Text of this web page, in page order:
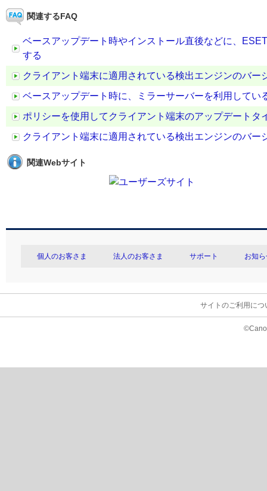
関連するFAQ
ベースアップデート時やインストール直後などに、
する
クライアント端末に適用されている検出エンジンのバ
ベースアップデート時に、ミラーサーバーを利用して
ポリシーを使用してクライアント端末のアップデートタ
クライアント端末に適用されている検出エンジンのバ
関連Webサイト
個人のお客さま 法人のお客さま サポート お知
サイトのご利用につ